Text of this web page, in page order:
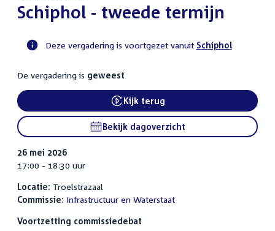
:Schiphol - tweede termijn
commissie
activiteit
Deze vergadering is voortgezet vanuit Schiphol
De vergadering is geweest
External link:
Kijk terug
Bekijk dagoverzicht
26 mei 2026
17:00 - 18:30 uur
Locatie: Troelstrazaal
Commissie: Infrastructuur en Waterstaat
Voortzetting commissiedebat